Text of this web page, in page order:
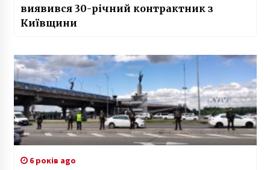
виявився 30-річний контрактник з
Київщини
6 років ago